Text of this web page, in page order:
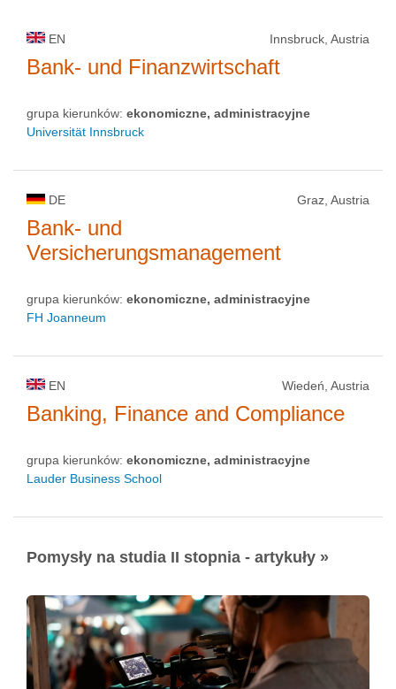
EN Innsbruck, Austria
Bank- und Finanzwirtschaft
grupa kierunków: ekonomiczne, administracyjne
Universität Innsbruck
DE Graz, Austria
Bank- und
Versicherungsmanagement
grupa kierunków: ekonomiczne, administracyjne
FH Joanneum
EN Wiedeń, Austria
Banking, Finance and Compliance
grupa kierunków: ekonomiczne, administracyjne
Lauder Business School
Pomysły na studia II stopnia - artykuły »